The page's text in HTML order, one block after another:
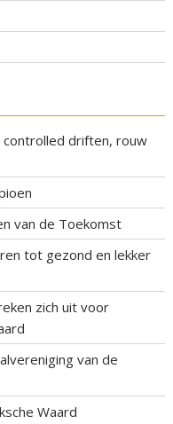
controlled driften, rouw
van de Toekomst
tot gezond en lekker
zich uit voor
van de
Waard